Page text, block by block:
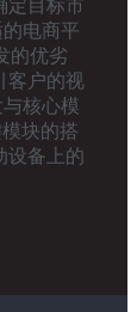
定目标市
电商平
的优劣
客户的视
核心模
块的搭
设备上的